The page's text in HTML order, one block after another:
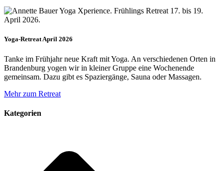
Yoga-Retreat April 2026
Tanke im Frühjahr neue Kraft mit Yoga. An verschiedenen Orten in
Brandenburg yogen wir in kleiner Gruppe eine Wochenende
gemeinsam. Dazu gibt es Spaziergänge, Sauna oder Massagen.
Mehr zum Retreat
Kategorien